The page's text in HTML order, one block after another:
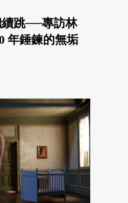
跳──專訪林
年錘鍊的無垢